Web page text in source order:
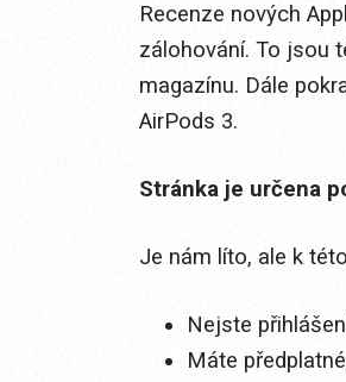
Recenze nových
zálohování. To jsou
magazínu. Dále
AirPods 3.
Stránka je určena
Je nám líto, ale k
Nejste
Máte